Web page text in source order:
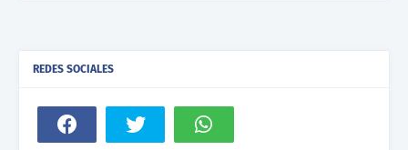
REDES SOCIALES